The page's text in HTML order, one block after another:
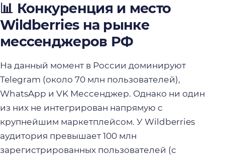
📊 Конкуренция и место
Wildberries на рынке
мессенджеров РФ
На данный момент в России доминируют
Telegram (около 70 млн пользователей),
WhatsApp и VK Мессенджер. Однако ни один
из них не интегрирован напрямую с
крупнейшим маркетплейсом. У Wildberries
аудитория превышает 100 млн
зарегистрированных пользователей (с